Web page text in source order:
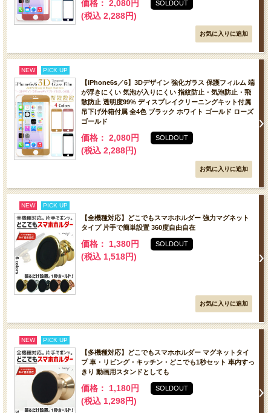
価格： 2,080円
(税込 2,288円)
SOLDOUT
NEW PICK UP
【iPhone6s／6】3Dデザイン 強化ガラス 保護フィルム 端
が浮きにくい 気泡が入りにくい 指紋防止・気泡防止・飛
散防止 透明度99% ディスプレイクリーニングキット付属
吊下げ外箱付属 全4色 ブラック ホワイト ゴールド ローズ
ゴールド
価格： 2,080円
(税込 2,288円)
SOLDOUT
NEW PICK UP
【全機種対応】どこでもスマホホルダー 強力マグネット
タイプ 片手で簡単設置 360度自由自在
価格： 1,380円
(税込 1,518円)
SOLDOUT
NEW PICK UP
【多機種対応】どこでもスマホホルダー マグネットタイ
プ 車・リビング・キッチン・どこでも1秒セット 車内すっ
きり 動画用スタンドとしても
価格： 1,180円
(税込 1,298円)
SOLDOUT